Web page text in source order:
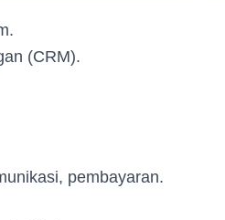
(CRM).
pembayaran.